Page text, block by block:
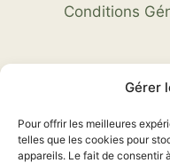
Gérer
Pour offrir les meilleures
telles que les cookies pour
appareils. Le fait de consentir
Conditions